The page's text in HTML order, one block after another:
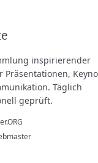
inspirierender
Präsentationen,
Täglich
geprüft.